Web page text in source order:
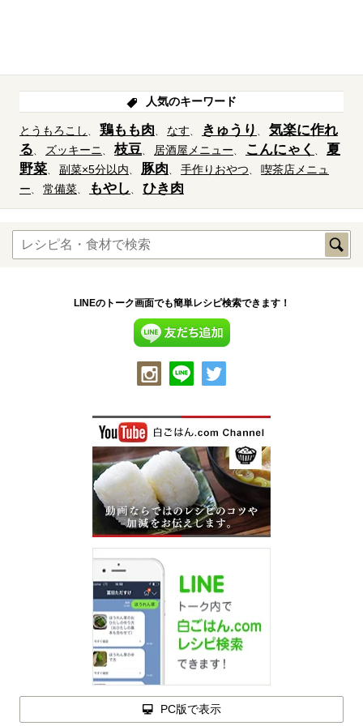
人気のキーワード
とうもろこし 鶏もも肉 なす きゅうり
気楽に作れ
る
ズッキーニ 枝豆 居酒屋メニュー こんにゃく
夏
野菜
副菜×5分以内 豚肉 手作りおやつ
喫茶店メニュ
ー
常備菜 もやし ひき肉
LINEのトーク画面でも簡単レシピ検索できます！
PC版で表示